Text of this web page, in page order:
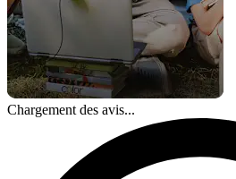
Chargement des avis...